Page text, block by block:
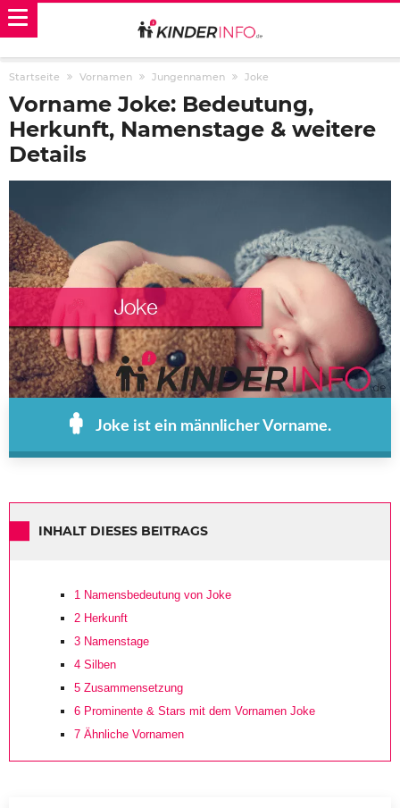
Startseite Vornamen Jungennamen Joke
Vorname Joke: Bedeutung,
Herkunft, Namenstage & weitere
Details
Joke ist ein männlicher Vorname.
INHALT DIESES BEITRAGS
1 Namensbedeutung von Joke
2 Herkunft
3 Namenstage
4 Silben
5 Zusammensetzung
6 Prominente & Stars mit dem Vornamen Joke
7 Ähnliche Vornamen